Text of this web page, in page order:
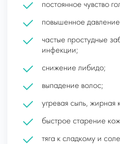
постоянное чувство
повышенное
частые простудные
инфекции;
снижение либидо;
выпадение волос;
угревая сыпь, жирная
быстрое старение
тяга к сладкому и